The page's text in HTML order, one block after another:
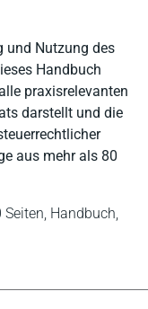
und Nutzung des
Handbuch
praxisrelevanten
darstellt und die
aus mehr als 80
Handbuch,